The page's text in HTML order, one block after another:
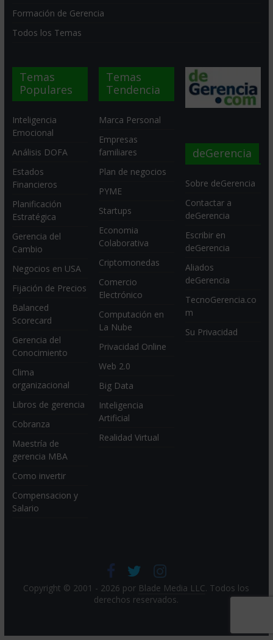
Formación de Gerencia
Todos los Temas
Temas
Populares
Inteligencia
Emocional
Análisis DOFA
Estados
Financieros
Planificación
Estratégica
Gerencia del
Cambio
Negocios en USA
Fijación de Precios
Balanced
Scorecard
Gerencia del
Conocimiento
Clima
organizacional
Libros de gerencia
Cobranza
Maestría de
gerencia MBA
Como invertir
Compensacion y
Salario
Temas
Tendencia
Marca Personal
Empresas
familiares
Plan de negocios
PYME
Startups
Economia
Colaborativa
Criptomonedas
Comercio
Electrónico
Computación en
La Nube
Privacidad Online
Web 2.0
Big Data
Inteligencia
Artificial
Realidad Virtual
deGerencia
Sobre deGerencia
Contactar a
deGerencia
Escribir en
deGerencia
Aliados
deGerencia
TecnoGerencia.co
m
Su Privacidad
Copyright © 2001 - 2026 por Blade Media LLC. Todos los
derechos reservados.